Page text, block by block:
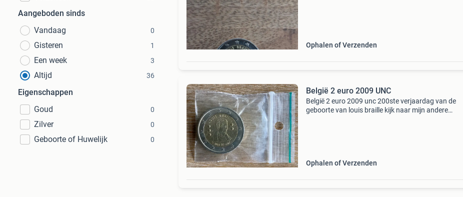
Aangeboden sinds
Vandaag
0
Gisteren 1
Een week 3
Altijd 36
Eigenschappen
Goud
0
Zilver 0
Geboorte of Huwelijk 0
Ophalen of Verzenden
België 2 euro 2009 UNC
België 2 euro 2009 unc 200ste verjaardag van de
geboorte van louis braille kijk naar mijn andere
Ophalen of Verzenden